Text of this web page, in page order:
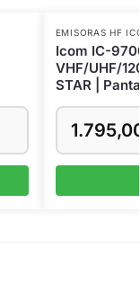
EMISORAS HF
Icom IC-
VHF/UHF/
STAR |